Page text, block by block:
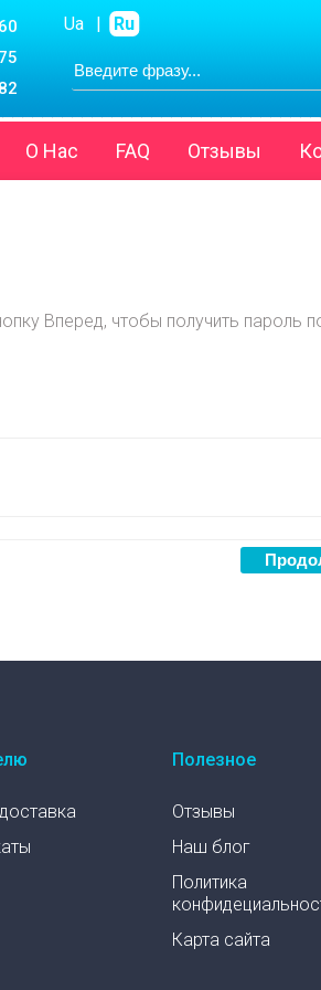
О Нас FAQ Отзывы
Ua | Ru
Вперед, чтобы получить пароль
Полезное
Отзывы
Наш блог
Политика
Карта сайта